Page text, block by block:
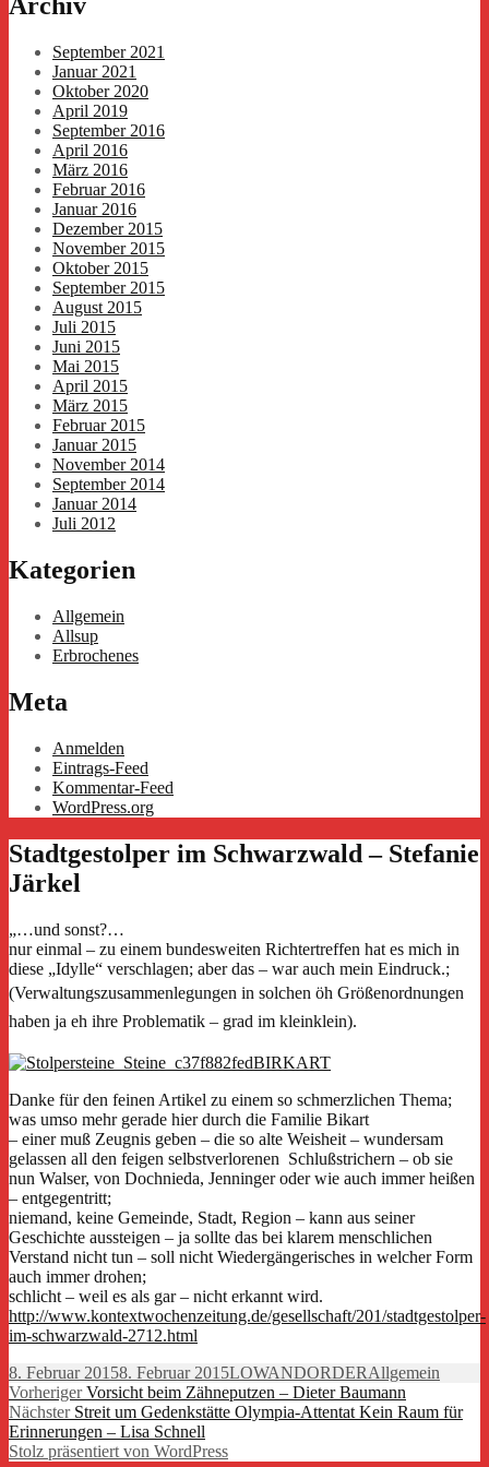
Archiv
September 2021
Januar 2021
Oktober 2020
April 2019
September 2016
April 2016
März 2016
Februar 2016
Januar 2016
Dezember 2015
November 2015
Oktober 2015
September 2015
August 2015
Juli 2015
Juni 2015
Mai 2015
April 2015
März 2015
Februar 2015
Januar 2015
November 2014
September 2014
Januar 2014
Juli 2012
Kategorien
Allgemein
Allsup
Erbrochenes
Meta
Anmelden
Eintrags-Feed
Kommentar-Feed
WordPress.org
Stadtgestolper im Schwarzwald – Stefanie
Järkel
„…und sonst?…
nur einmal – zu einem bundesweiten Richtertreffen hat es mich in
diese „Idylle“ verschlagen; aber das – war auch mein Eindruck.;
(Verwaltungszusammenlegungen in solchen öh Größenordnungen
haben ja eh ihre Problematik – grad im kleinklein).
Danke für den feinen Artikel zu einem so schmerzlichen Thema;
was umso mehr gerade hier durch die Familie Bikart
– einer muß Zeugnis geben – die so alte Weisheit – wundersam
gelassen all den feigen selbstverlorenen Schlußstrichern – ob sie
nun Walser, von Dochnieda, Jenninger oder wie auch immer heißen
– entgegentritt;
niemand, keine Gemeinde, Stadt, Region – kann aus seiner
Geschichte aussteigen – ja sollte das bei klarem menschlichen
Verstand nicht tun – soll nicht Wiedergängerisches in welcher Form
auch immer drohen;
schlicht – weil es als gar – nicht erkannt wird.
http://www.kontextwochenzeitung.de/gesellschaft/201/stadtgestolper-
im-schwarzwald-2712.html
Veröffentlicht
am
8. Februar 20158. Februar 2015Autor
LOWANDORDER Kategorien
Allgemein
Beitragsnavigation
Vorheriger Vorheriger
Beitrag:
Vorsicht beim Zähneputzen – Dieter Baumann
Nächster Nächster
Beitrag:
Streit um Gedenkstätte Olympia-Attentat Kein Raum für
Erinnerungen – Lisa Schnell
Stolz präsentiert von WordPress